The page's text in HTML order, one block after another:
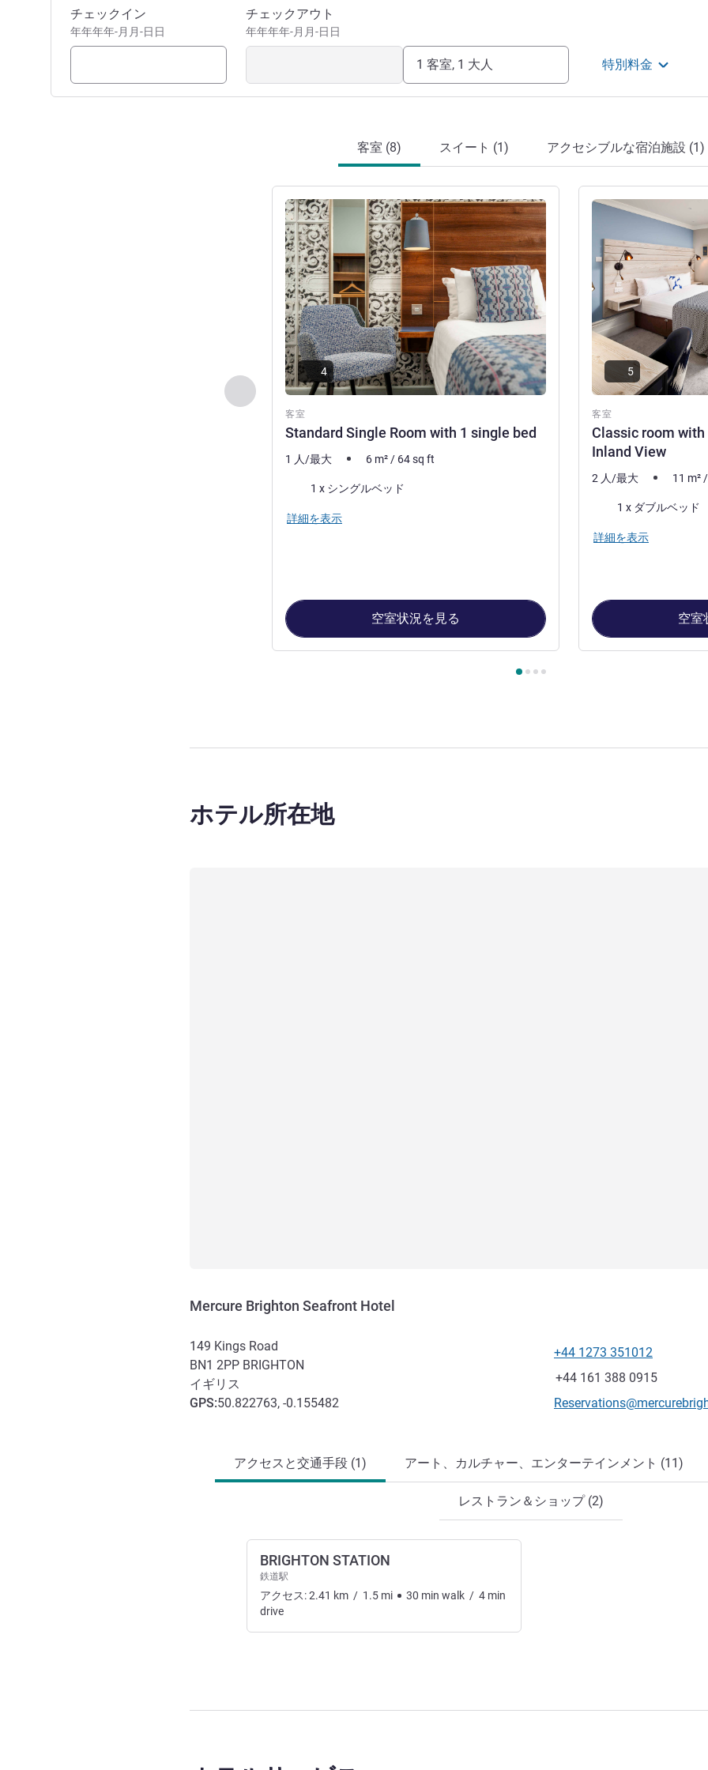
Michelle HICKEY ホテル経営
このホテルを予約
チェックイン
年年年年-月月-日日
チェックアウト
年年年年-月月-日日
1 客室, 1 大人 特別料金
客室 (8) スイート (1) アクセシブルな宿泊施設 (1)
前に戻る - 客室
客室
Standard Single Room with 1 single bed
詳細を表示
4
1 人/最大 6 m² / 64sq ft
1 x シングルベッド
詳細を表示
空室状況を見る
客室
Classic room with
Inland View
詳細を表示
5
2 人/最大 11 m² /
1 x ダブルベッド
詳細を表示
空室
ホテル所在地
Mercure Brighton Seafront Hotel
149 Kings Road
BN1 2PP BRIGHTON
イギリス
GPS:50.822763, -0.155482
電話番号
+44 1273 351012
ファックス
+44 161 388 0915
Eメール
アクセスと交通手段 (1) アート、カルチャー、エンターテインメント (11)
レストラン＆ショップ (2)
BRIGHTON STATION
鉄道駅
アクセス:2.41 km / 1.5 mi 30 min walk / 4 min
drive